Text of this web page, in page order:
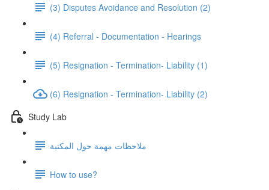
(3) Disputes Avoidance and Resolution (2)
(4) Referral - Documentation - Hearings
(5) Resignation - Termination- Liability (1)
(6) Resignation - Termination- Liability (2)
Study Lab
ملاحظات مهمة حول المكتبة
How to use?